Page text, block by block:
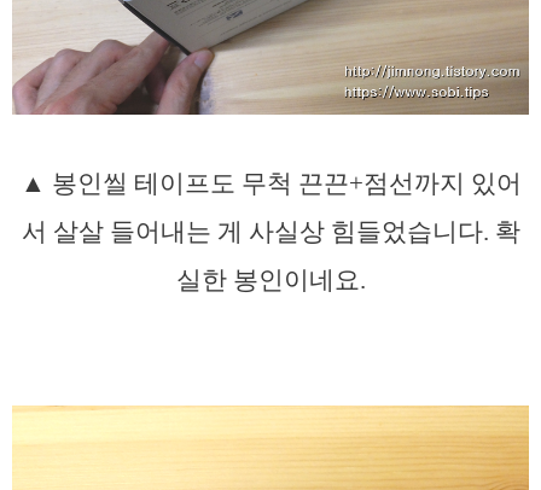
▲ 봉인씰 테이프도 무척 끈끈+점선까지 있어
서 살살 들어내는 게 사실상 힘들었습니다. 확
실한 봉인이네요.